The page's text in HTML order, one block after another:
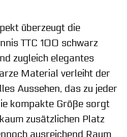
überzeugt die
TTC 100 schwarz
zugleich elegantes
Material verleiht der
Aussehen, das zu jeder
kompakte Größe sorgt
zusätzlichen Platz
ausreichend Raum